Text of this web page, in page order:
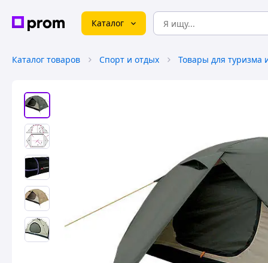
Каталог
Каталог товаров Спорт и отдых Товары для туризма